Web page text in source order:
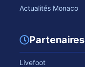
Actualités Monaco
Partenaires
Livefoot